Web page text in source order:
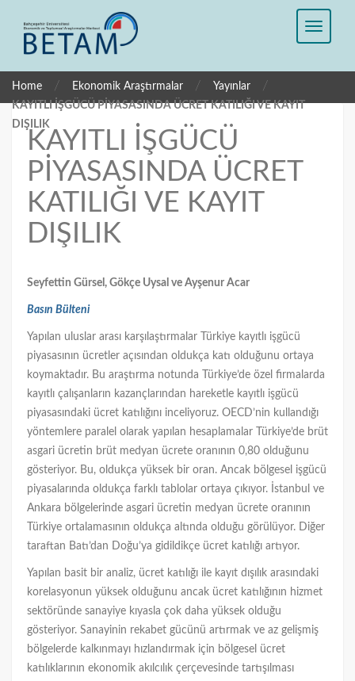
Home / Ekonomik Araştırmalar / Yayınlar /
KAYITLI İŞGÜCÜ PİYASASINDA ÜCRET KATILIĞI VE KAYIT
DIŞILIK
KAYITLI İŞGÜCÜ
PİYASASINDA ÜCRET
KATILIĞI VE KAYIT
DIŞILIK
Seyfettin Gürsel, Gökçe Uysal ve Ayşenur Acar
Basın Bülteni
Yapılan uluslar arası karşılaştırmalar Türkiye kayıtlı işgücü
piyasasının ücretler açısından oldukça katı olduğunu ortaya
koymaktadır. Bu araştırma notunda Türkiye’de özel firmalarda
kayıtlı çalışanların kazançlarından hareketle kayıtlı işgücü
piyasasındaki ücret katılığını inceliyoruz. OECD’nin kullandığı
yöntemlere paralel olarak yapılan hesaplamalar Türkiye’de brüt
asgari ücretin brüt medyan ücrete oranının 0,80 olduğunu
gösteriyor. Bu, oldukça yüksek bir oran. Ancak bölgesel işgücü
piyasalarında oldukça farklı tablolar ortaya çıkıyor. İstanbul ve
Ankara bölgelerinde asgari ücretin medyan ücrete oranının
Türkiye ortalamasının oldukça altında olduğu görülüyor. Diğer
taraftan Batı’dan Doğu’ya gidildikçe ücret katılığı artıyor.
Yapılan basit bir analiz, ücret katılığı ile kayıt dışılık arasındaki
korelasyonun yüksek olduğunu ancak ücret katılığının hizmet
sektöründe sanayiye kıyasla çok daha yüksek olduğu
gösteriyor. Sanayinin rekabet gücünü artırmak ve az gelişmiş
bölgelerde kalkınmayı hızlandırmak için bölgesel ücret
katılıklarının ekonomik akılcılık çerçevesinde tartışılması